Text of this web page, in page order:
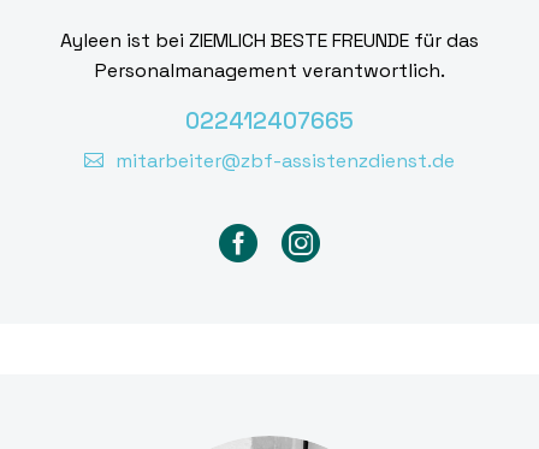
Ayleen ist bei ZIEMLICH BESTE FREUNDE für das
Personalmanagement verantwortlich.
022412407665
mitarbeiter@zbf-assistenzdienst.de